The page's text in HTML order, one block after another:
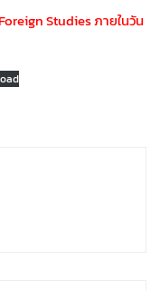
Studies ภายในวัน